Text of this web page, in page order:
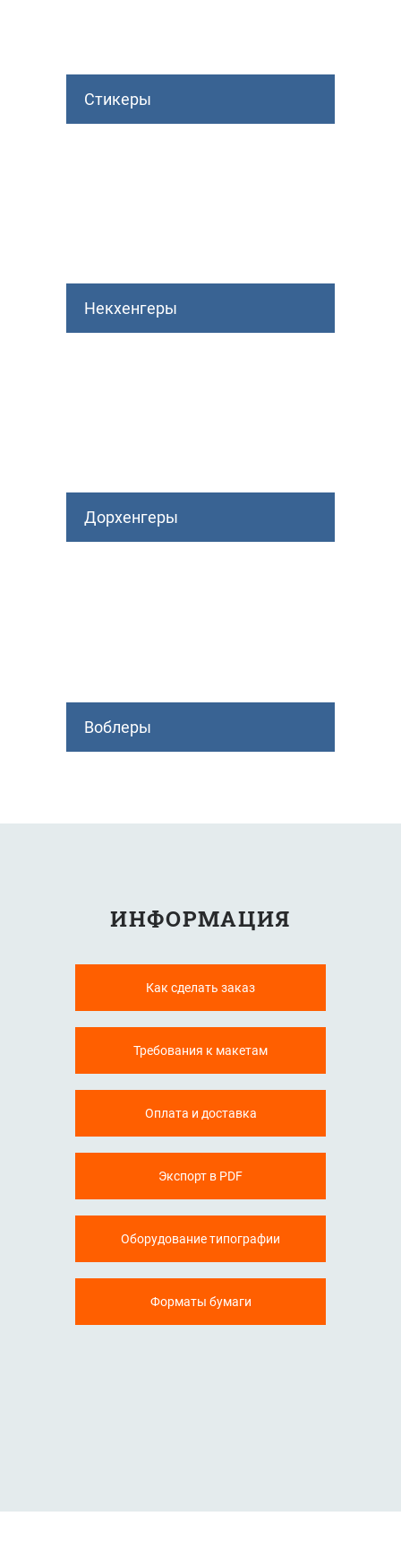
Стикеры
Некхенгеры
Дорхенгеры
Воблеры
ИНФОРМАЦИЯ
Как сделать заказ
Требования к макетам
Оплата и доставка
Экспорт в PDF
Оборудование типографии
Форматы бумаги